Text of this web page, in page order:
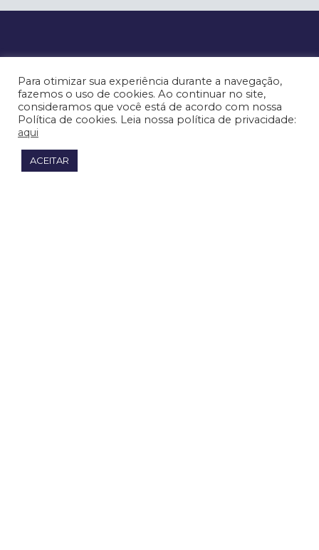
Para otimizar sua experiência durante a navegação,
fazemos o uso de cookies. Ao continuar no site,
consideramos que você está de acordo com nossa
Política de cookies. Leia nossa política de privacidade:
aqui
ACEITAR